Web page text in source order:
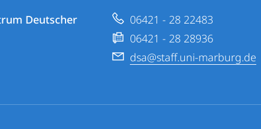
Deutscher
06421 - 28 22483
06421 - 28 28936
dsa@staff.uni-marburg.de